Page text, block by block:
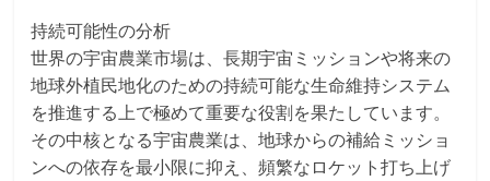
持続可能性の分析
世界の宇宙農業市場は、長期宇宙ミッションや将来の
地球外植民地化のための持続可能な生命維持システム
を推進する上で極めて重要な役割を果たしています。
その中核となる宇宙農業は、地球からの補給ミッショ
ンへの依存を最小限に抑え、頻繁なロケット打ち上げ